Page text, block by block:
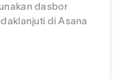
dasbor
di Asana